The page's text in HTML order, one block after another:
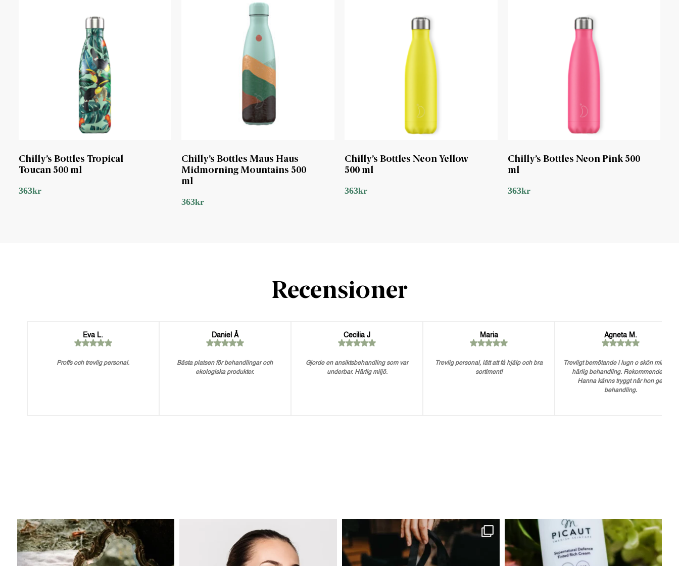
Chilly’s Bottles Tropical
Toucan 500 ml
363kr
Chilly’s Bottles Maus Haus
Midmorning Mountains 500
ml
363kr
Chilly’s Bottles Neon Yellow
500 ml
363kr
Chilly’s Bottles Neon Pink 500
ml
363kr
Recensioner
Eva L.
Proffs och trevlig personal.
Daniel Å
Bästa platsen för behandlingar och
ekologiska produkter.
Cecilia J
Gjorde en ansiktsbehandling som var
underbar. Härlig miljö.
Maria
Trevlig personal, lätt att få hjälp och bra
sortiment!
Agneta M.
Trevligt bemötande i lugn o skön miljö. En
härlig behandling. Rekommenderar
Hanna känns tryggt när hon ger
behandling.
Vi skall ha loppis!
Behandlingserbjudande februari-
mars!
Vellnez – din samlingsplats för
personlig handel i
Njut av solens härliga strålar men
skydda dig
...